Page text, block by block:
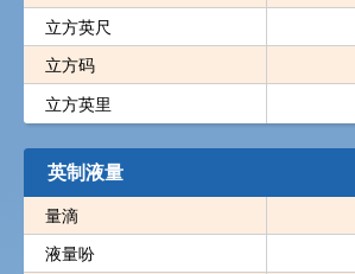
立方英尺
立方码
立方英里
英制液量
量滴
液量吩